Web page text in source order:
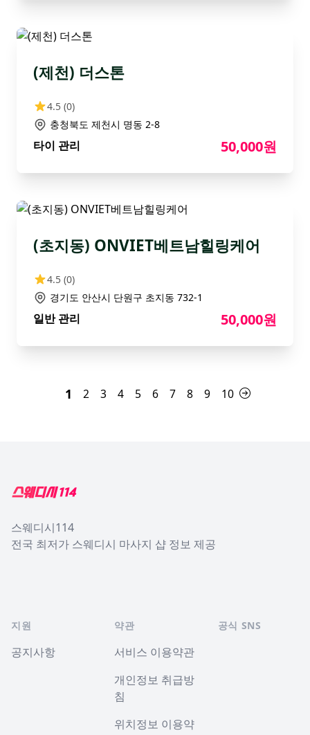
(제천) 더스톤
4.5 (0)
충청북도 제천시 명동 2-8
타이 관리 50,000원
(초지동) ONVIET베트남힐링케어
4.5 (0)
경기도 안산시 단원구 초지동 732-1
일반 관리 50,000원
1 2 3 4 5 6 7 8 9 10
스웨디시114
전국 최저가 스웨디시 마사지 샵 정보 제공
지원
공지사항
약관
서비스 이용약관
개인정보 취급방
침
위치정보 이용약
공식 SNS